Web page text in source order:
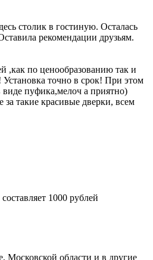
столик в гостиную. Осталась
рекомендации друзьям.
,как по ценообразованию так и
Установка точно в срок! При этом
пуфика,мелоч а приятно)
такие красивые дверки, всем
1000 рублей
Московской области и в другие